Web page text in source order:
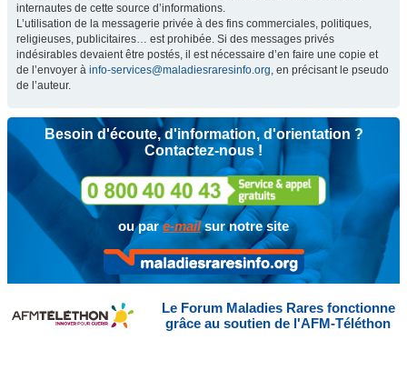
internautes de cette source d’informations.
L’utilisation de la messagerie privée à des fins commerciales, politiques,
religieuses, publicitaires… est prohibée. Si des messages privés
indésirables devaient être postés, il est nécessaire d’en faire une copie et
de l’envoyer à info-services@maladiesraresinfo.org, en précisant le pseudo
de l’auteur.
Besoin d'écoute, d'information, d'orientation ?
Contactez-nous !
ou pare-mailsur notre site
Le Forum Maladies Rares fonctionne
grâce au soutien de l'AFM-Téléthon